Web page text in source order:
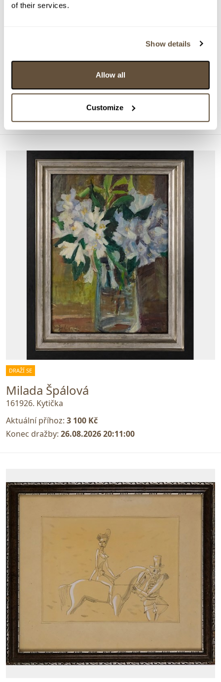
of their services.
Show details
Allow all
Customize
4 200 Kč
DRAŽÍ SE
Milada Špálová
161926. Kytička
Aktuální příhoz: 3 100 Kč
Konec dražby: 26.08.2026 20:11:00